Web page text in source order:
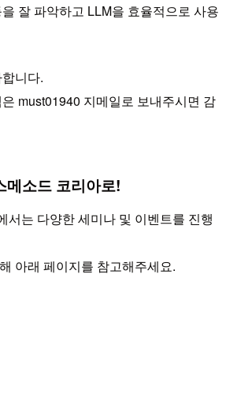
잘 파악하고 LLM을 효율적으로 사용
니다.
must01940 지메일로 보내주시면 감
메소드 코리아로!
서는 다양한 세미나 및 이벤트를 진행
아래 페이지를 참고해주세요.